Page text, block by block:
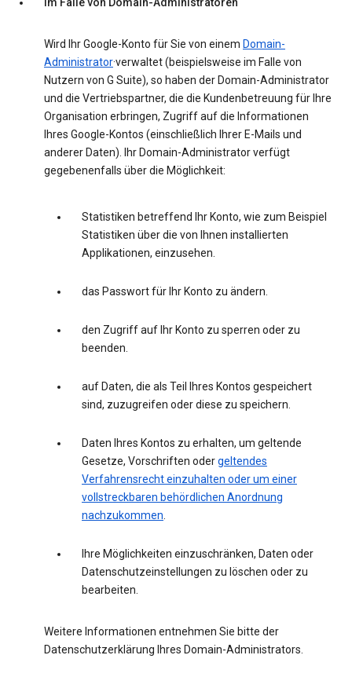
Im Falle von Domain-Administratoren
Wird Ihr Google-Konto für Sie von einem Domain-
Administrator·verwaltet (beispielsweise im Falle von
Nutzern von G Suite), so haben der Domain-Administrator
und die Vertriebspartner, die die Kundenbetreuung für Ihre
Organisation erbringen, Zugriff auf die Informationen
Ihres Google-Kontos (einschließlich Ihrer E-Mails und
anderer Daten). Ihr Domain-Administrator verfügt
gegebenenfalls über die Möglichkeit:
Statistiken betreffend Ihr Konto, wie zum Beispiel
Statistiken über die von Ihnen installierten
Applikationen, einzusehen.
das Passwort für Ihr Konto zu ändern.
den Zugriff auf Ihr Konto zu sperren oder zu
beenden.
auf Daten, die als Teil Ihres Kontos gespeichert
sind, zuzugreifen oder diese zu speichern.
Daten Ihres Kontos zu erhalten, um geltende
Gesetze, Vorschriften odergeltendes
Verfahrensrecht einzuhalten oder um einer
vollstreckbaren behördlichen Anordnung
nachzukommen.
Ihre Möglichkeiten einzuschränken, Daten oder
Datenschutzeinstellungen zu löschen oder zu
bearbeiten.
Weitere Informationen entnehmen Sie bitte der
Datenschutzerklärung Ihres Domain-Administrators.